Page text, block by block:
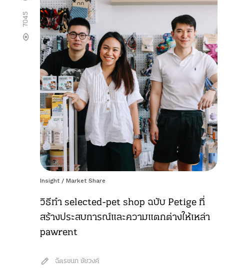
Insight / Market Share
วิธีทำ selected-pet shop ฉบับ Petige ที่
สร้างประสบการณ์และความแตกต่างให้เหล่า
pawrent
ฉัตรชนก ชัยวงค์
7045